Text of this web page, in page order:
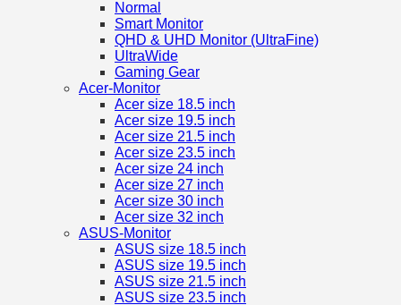
Normal
Smart Monitor
QHD & UHD Monitor (UltraFine)
UltraWide
Gaming Gear
Acer-Monitor
Acer size 18.5 inch
Acer size 19.5 inch
Acer size 21.5 inch
Acer size 23.5 inch
Acer size 24 inch
Acer size 27 inch
Acer size 30 inch
Acer size 32 inch
ASUS-Monitor
ASUS size 18.5 inch
ASUS size 19.5 inch
ASUS size 21.5 inch
ASUS size 23.5 inch